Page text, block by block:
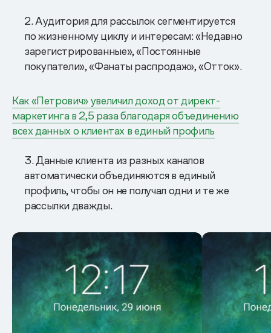
2. Аудитория для рассылок сегментируется
по жизненному циклу и интересам: «Недавно
зарегистрированные», «Постоянные
покупатели», «Фанаты распродаж», «Отток».
Как «Петрович» увеличил доход от директ-
маркетинга в 2,5 раза благодаря объединению
всех данных о клиентах в единый профиль
3. Данные клиента из разных каналов
автоматически объединяются в единый
профиль, чтобы он не получал одни и те же
рассылки дважды.